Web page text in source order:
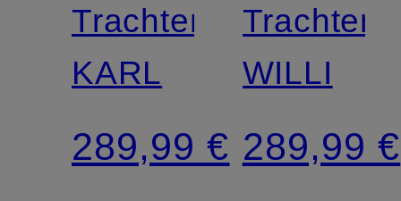
Trachtenweste
KARL
289,99 €
WILLI
289,99 €